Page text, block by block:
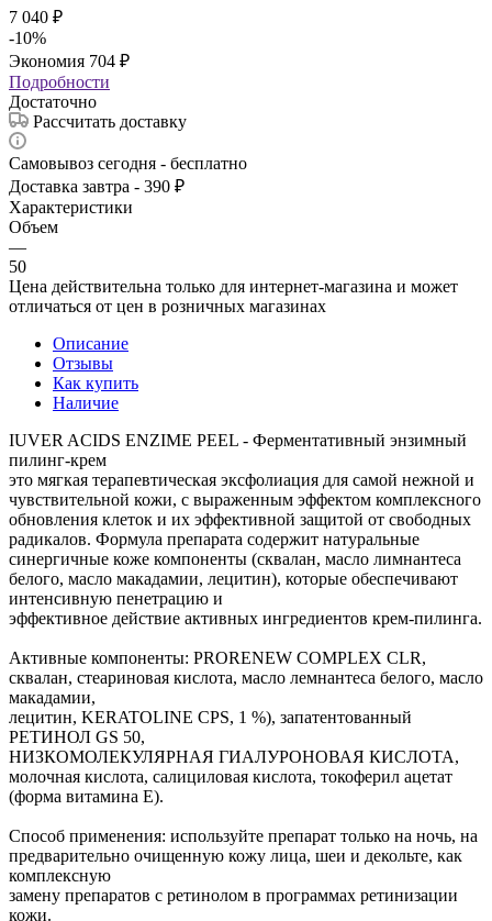
7 040 ₽
-10%
Экономия 704 ₽
Подробности
Достаточно
Рассчитать доставку
Самовывоз сегодня - бесплатно
Доставка завтра - 390 ₽
Характеристики
Объем
—
50
Цена действительна только для интернет-магазина и может
отличаться от цен в розничных магазинах
Описание
Отзывы
Как купить
Наличие
IUVER ACIDS ENZIME PEEL - Ферментативный энзимный
пилинг-крем
это мягкая терапевтическая эксфолиация для самой нежной и
чувствительной кожи, с выраженным эффектом комплексного
обновления клеток и их эффективной защитой от свободных
радикалов. Формула препарата содержит натуральные
синергичные коже компоненты (сквалан, масло лимнантеса
белого, масло макадамии, лецитин), которые обеспечивают
интенсивную пенетрацию и
эффективное действие активных ингредиентов крем-пилинга.
Активные компоненты: PRORENEW COMPLEX CLR,
сквалан, стеариновая кислота, масло лемнантеса белого, масло
макадамии,
лецитин, KERATOLINE CPS, 1 %), запатентованный
РЕТИНОЛ GS 50,
НИЗКОМОЛЕКУЛЯРНАЯ ГИАЛУРОНОВАЯ КИСЛОТА,
молочная кислота, салициловая кислота, токоферил ацетат
(форма витамина Е).
Способ применения: используйте препарат только на ночь, на
предварительно очищенную кожу лица, шеи и декольте, как
комплексную
замену препаратов с ретинолом в программах ретинизации
кожи.